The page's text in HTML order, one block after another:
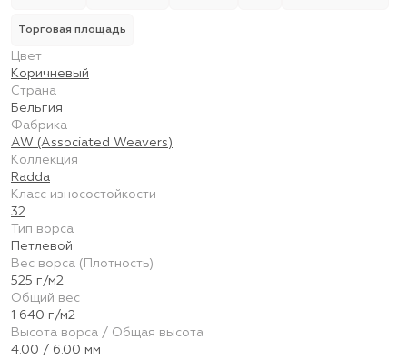
Торговая площадь
Цвет
Коричневый
Страна
Бельгия
Фабрика
AW (Associated Weavers)
Коллекция
Radda
Класс износостойкости
32
Тип ворса
Петлевой
Вес ворса (Плотность)
525 г/м2
Общий вес
1 640 г/м2
Высота ворса / Общая высота
4.00 / 6.00 мм